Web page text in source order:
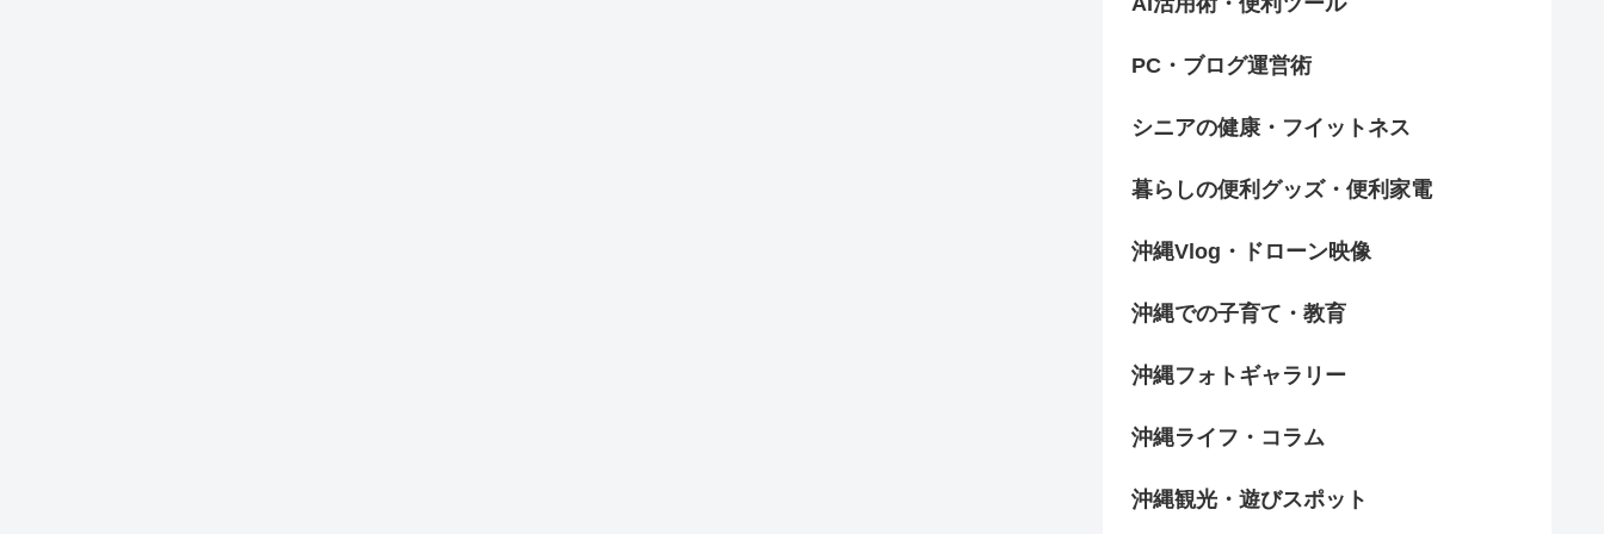
PC・ブログ運営術
シニアの健康・フイットネス
暮らしの便利グッズ・便利家電
沖縄Vlog・ドローン映像
沖縄での子育て・教育
沖縄フォトギャラリー
沖縄ライフ・コラム
沖縄観光・遊びスポット